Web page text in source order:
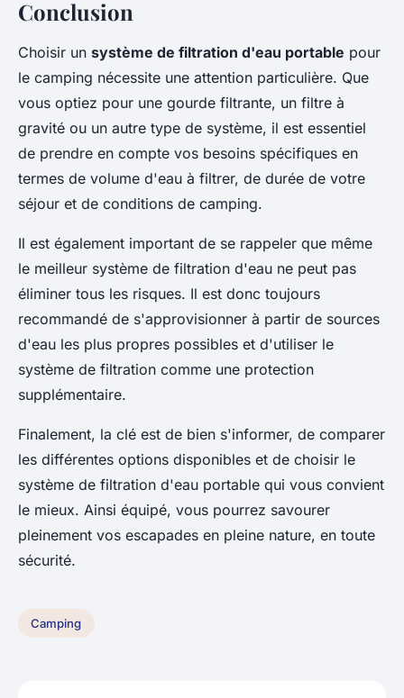
Conclusion
Choisir un système de filtration d'eau portable pour
le camping nécessite une attention particulière. Que
vous optiez pour une gourde filtrante, un filtre à
gravité ou un autre type de système, il est essentiel
de prendre en compte vos besoins spécifiques en
termes de volume d'eau à filtrer, de durée de votre
séjour et de conditions de camping.
Il est également important de se rappeler que même
le meilleur système de filtration d'eau ne peut pas
éliminer tous les risques. Il est donc toujours
recommandé de s'approvisionner à partir de sources
d'eau les plus propres possibles et d'utiliser le
système de filtration comme une protection
supplémentaire.
Finalement, la clé est de bien s'informer, de comparer
les différentes options disponibles et de choisir le
système de filtration d'eau portable qui vous convient
le mieux. Ainsi équipé, vous pourrez savourer
pleinement vos escapades en pleine nature, en toute
sécurité.
Camping